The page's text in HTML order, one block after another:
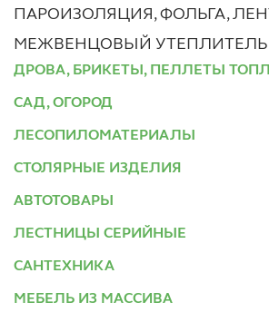
ПАРОИЗОЛЯЦИЯ, ФОЛЬГА,
МЕЖВЕНЦОВЫЙ УТЕПЛИТЕЛЬ
ДРОВА, БРИКЕТЫ, ПЕЛЛЕТЫ
САД, ОГОРОД
ЛЕСОПИЛОМАТЕРИАЛЫ
СТОЛЯРНЫЕ ИЗДЕЛИЯ
АВТОТОВАРЫ
ЛЕСТНИЦЫ СЕРИЙНЫЕ
САНТЕХНИКА
МЕБЕЛЬ ИЗ МАССИВА